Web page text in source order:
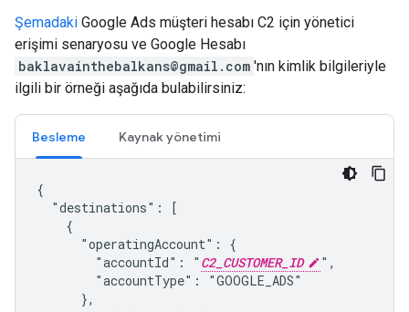
Şemadaki Google Ads müşteri hesabı C2 için yönetici
erişimi senaryosu ve Google Hesabı
baklavainthebalkans@gmail.com 'nın kimlik bilgileriyle
ilgili bir örneği aşağıda bulabilirsiniz:
Besleme Kaynak yönetimi
{
  "destinations": [
    {
      "operatingAccount": {
        "accountId": "
C2_CUSTOMER_ID
",
        "accountType": "GOOGLE_ADS"
      },